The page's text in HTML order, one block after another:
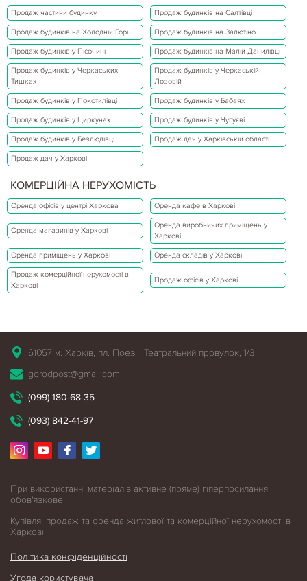
Продаж частини будинку Продаж будинків на Салтівці
Продаж будинків на Холодній Горі Продаж будинків на Залютіно
Продаж будинків у Пісочині Продаж будинків на Малій Данилівці
Продаж будинків у Черкаських
Тишках
Продаж будинків у Черкаській
Лозовій
Продаж будинків у Покотилівці Продаж будинків у Бабаях
Продаж будинків у Циркунах Продаж будинків у Чугуєві
Продаж будинків у Безлюдівці Продаж дач у Харківській області
Продаж дач у Харкові
КОМЕРЦІЙНА НЕРУХОМІСТЬ
Оренда офісів у центрі Харкова Оренда кафе в Харкові
Оренда магазинів у Харкові
Оренда виробничих приміщень у
Харкові
Оренда приміщень у Харкові Оренда складів у Харкові
Продаж комерційної нерухомості в
Харкові
Продаж офісів у Харкові
61057 м. Харків, пл. Поезії, Театральний провулок, 1/3
gorodpost@gmail.com
(099) 180-68-35
(093) 842-41-97
При використанні матеріалів активне (пряме) гіперпосилання
обов'язкове.
Купівля, продаж та оренда житлової та комерційної нерухомості в
Харкові.
Політика конфіденційності
Угода користувача